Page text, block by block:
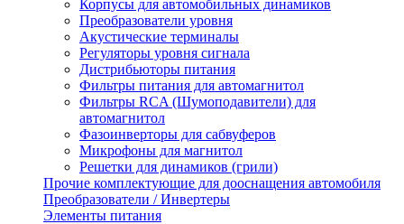
Корпусы для автомобильных динамиков
Преобразователи уровня
Акустические терминалы
Регуляторы уровня сигнала
Дистрибьюторы питания
Фильтры питания для автомагнитол
Фильтры RCA (Шумоподавители) для
автомагнитол
Фазоинверторы для сабвуферов
Микрофоны для магнитол
Решетки для динамиков (грили)
Прочие комплектующие для дооснащения автомобиля
Преобразователи / Инвертеры
Элементы питания